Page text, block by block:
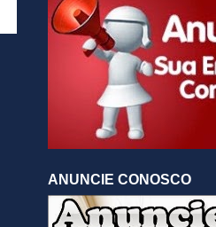
ANUNCIE CONOSCO